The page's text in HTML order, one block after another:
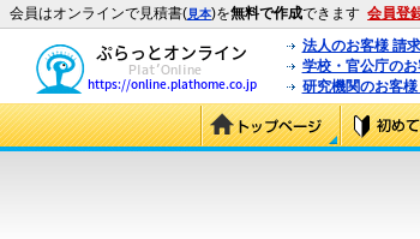
会員はオンラインで見積書(見本)を無料で作成できます 会員登
法人のお客様 請
学校・官公庁の
研究機関のお客